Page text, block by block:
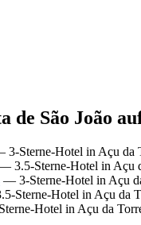
de São João
3-Sterne-Hotel in Açu da
3.5-Sterne-Hotel in Açu
— 3-Sterne-Hotel in Açu
Sterne-Hotel in Açu da
Hotel in Açu da